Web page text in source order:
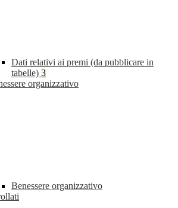
Dati relativi ai premi (da pubblicare in
tabelle) 3
organizzativo
Benessere organizzativo